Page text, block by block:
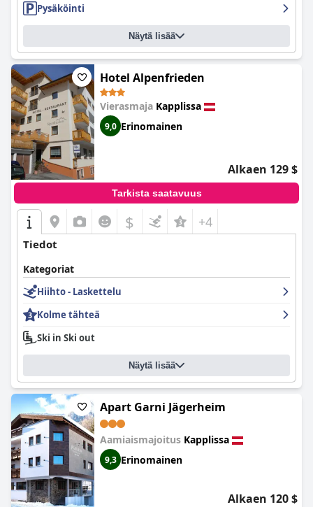
Pysäköinti
Näytä lisää
Hotel Alpenfrieden
Vierasmaja Kapplissa
9,0 Erinomainen
Alkaen 129 $
Tarkista saatavuus
$ +4
Tiedot
Kategoriat
Hiihto - Laskettelu
Kolme tähteä
Ski in Ski out
Näytä lisää
Apart Garni Jägerheim
Aamiaismajoitus Kapplissa
9,3 Erinomainen
Alkaen 120 $